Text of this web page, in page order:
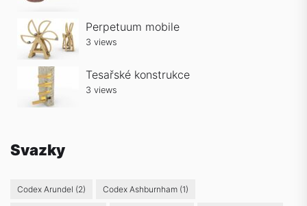
Perpetuum mobile
3 views
Tesařské konstrukce
3 views
Svazky
Codex Arundel (2) Codex Ashburnham (1)